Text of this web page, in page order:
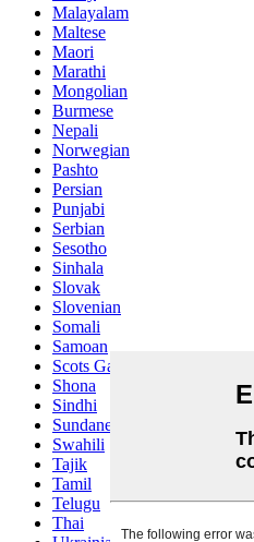
Malayalam
Maltese
Maori
Marathi
Mongolian
Burmese
Nepali
Norwegian
Pashto
Persian
Punjabi
Serbian
Sesotho
Sinhala
Slovak
Slovenian
Somali
Samoan
Scots Gaelic
Shona
Sindhi
Sundanese
Swahili
Tajik
Tamil
Telugu
Thai